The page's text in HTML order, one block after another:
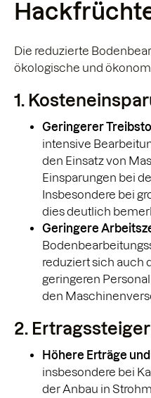
Die reduzierte
ökologische und
1.
Geringerer
intensive
den Einsatz von
Einsparungen bei
Insbesondere bei
dies deutlich
Geringere
reduziert sich auch
geringeren
den
2.
Höhere Erträge
insbesondere bei
der Anbau in